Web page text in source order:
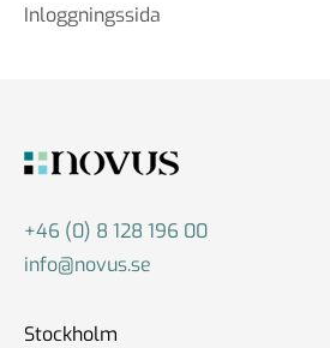
Inloggningssida
+46 (0) 8 128 196 00
info@novus.se
Stockholm